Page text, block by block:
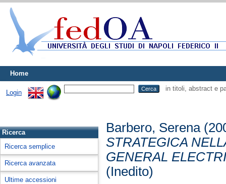
Home
Login
in titoli, abstract e
Ricerca
Ricerca semplice
Ricerca avanzata
Ultime accessioni
Barbero, Serena
STRATEGICA
GENERAL
(Inedito)